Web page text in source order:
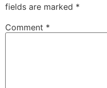
fields are marked *
Comment *